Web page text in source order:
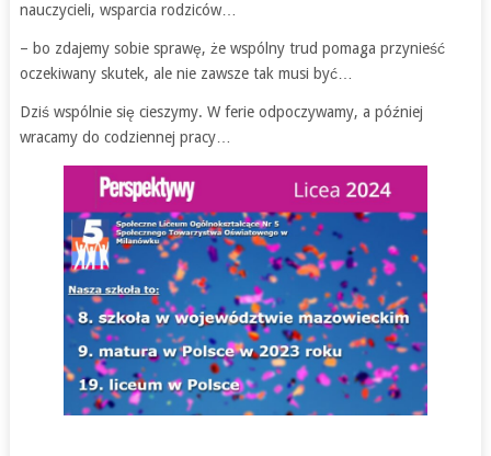
nauczycieli, wsparcia rodziców…
– bo zdajemy sobie sprawę, że wspólny trud pomaga przynieść
oczekiwany skutek, ale nie zawsze tak musi być…
Dziś wspólnie się cieszymy. W ferie odpoczywamy, a później
wracamy do codziennej pracy…